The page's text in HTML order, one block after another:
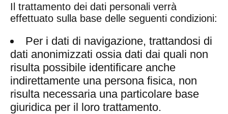
Il trattamento dei dati personali verrà
effettuato sulla base delle seguenti condizioni:
Per i dati di navigazione, trattandosi di
dati anonimizzati ossia dati dai quali non
risulta possibile identificare anche
indirettamente una persona fisica, non
risulta necessaria una particolare base
giuridica per il loro trattamento.